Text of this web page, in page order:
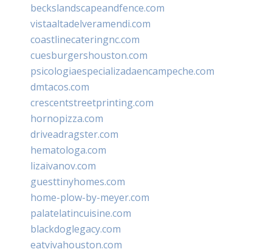
beckslandscapeandfence.com
vistaaltadelveramendi.com
coastlinecateringnc.com
cuesburgershouston.com
psicologiaespecializadaencampeche.com
dmtacos.com
crescentstreetprinting.com
hornopizza.com
driveadragster.com
hematologa.com
lizaivanov.com
guesttinyhomes.com
home-plow-by-meyer.com
palatelatincuisine.com
blackdoglegacy.com
eatvivahouston.com